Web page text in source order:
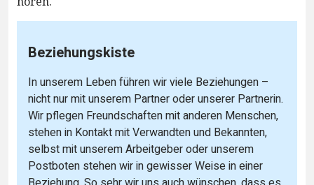
Beziehungskiste
In unserem Leben führen wir viele Beziehungen –
nicht nur mit unserem Partner oder unserer Partnerin.
Wir pflegen Freundschaften mit anderen Menschen,
stehen in Kontakt mit Verwandten und Bekannten,
selbst mit unserem Arbeitgeber oder unserem
Postboten stehen wir in gewisser Weise in einer